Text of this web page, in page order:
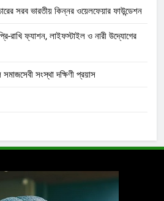
সরব ভারতীয় কিন্নর ওয়েলফেয়ার ফাউন্ডেশন
রাখি ফ্যাশন, লাইফস্টাইল ও নারী উদ্যোগের
সংস্থা দক্ষিণী প্রয়াস